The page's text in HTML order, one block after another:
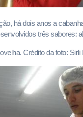
há dois anos a
três sabores:
Crédito da foto: